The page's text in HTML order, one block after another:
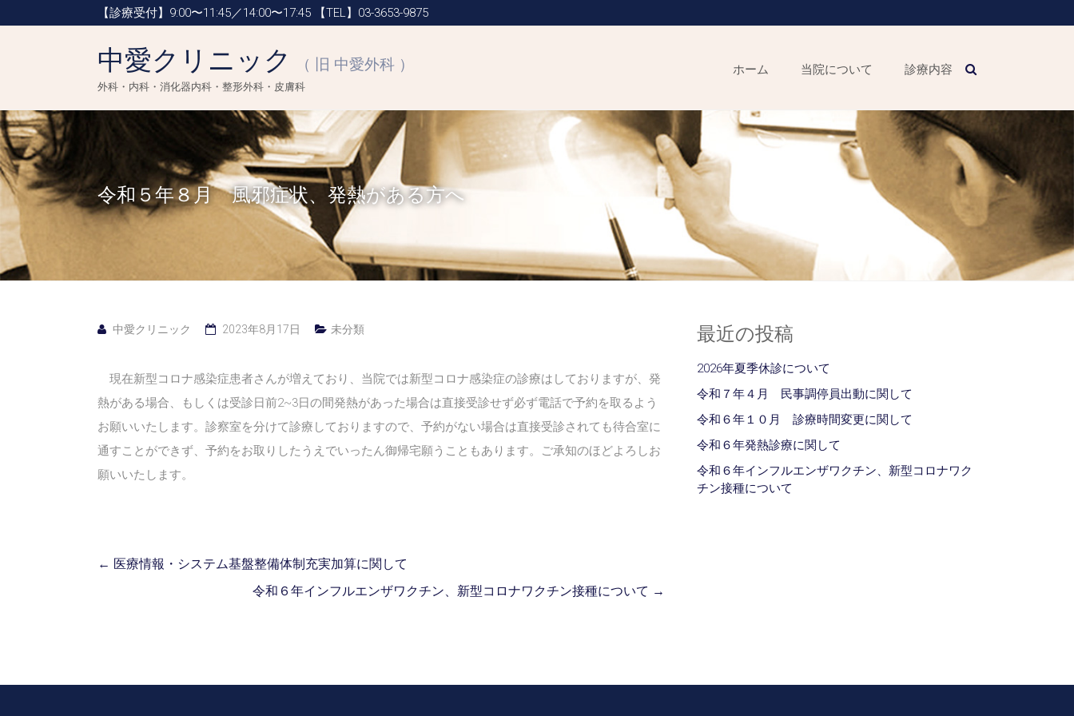
【診療受付】9:00〜11:45／14:00〜17:45 【TEL】03-3653-9875
中愛クリニック （ 旧 中愛外科 ）
外科・内科・消化器内科・整形外科・皮膚科
ホーム 当院について 診療内容
令和５年８月 風邪症状、発熱がある方へ
中愛クリニック 2023年8月17日 未分類
現在新型コロナ感染症患者さんが増えており、当院では新型コロナ感染症の診療はしておりますが、発
熱がある場合、もしくは受診日前2~3日の間発熱があった場合は直接受診せず必ず電話で予約を取るよう
お願いいたします。診察室を分けて診療しておりますので、予約がない場合は直接受診されても待合室に
通すことができず、予約をお取りしたうえでいったん御帰宅願うこともあります。ご承知のほどよろしお
願いいたします。
← 医療情報・システム基盤整備体制充実加算に関して
令和６年インフルエンザワクチン、新型コロナワクチン接種について →
最近の投稿
2026年夏季休診について
令和７年４月 民事調停員出動に関して
令和６年１０月 診療時間変更に関して
令和６年発熱診療に関して
令和６年インフルエンザワクチン、新型コロナワク
チン接種について